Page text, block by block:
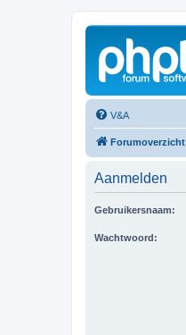
V&A
Forumoverzicht
Aanmelden
Gebruikersnaam:
Wachtwoord: